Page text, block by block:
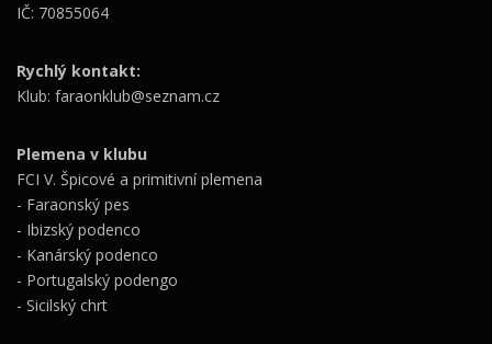
IČ: 70855064
Rychlý kontakt:
Klub: faraonklub@seznam.cz
Plemena v klubu
FCI V. Špicové a primitivní plemena
- Faraonský pes
- Ibizský podenco
- Kanárský podenco
- Portugalský podengo
- Sicilský chrt